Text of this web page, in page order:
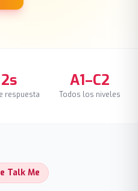
respuesta
A1–C2
Todos los niveles
Talk Me